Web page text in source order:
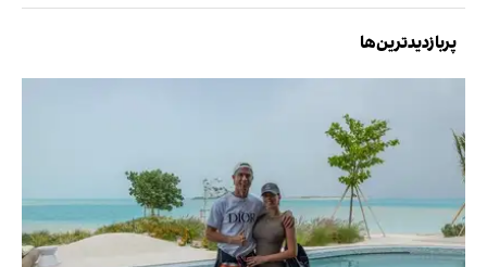
پربازدیدترین‌ها